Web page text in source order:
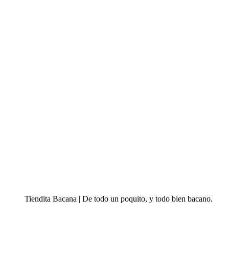
Tiendita Bacana | De todo un poquito, y todo bien bacano.